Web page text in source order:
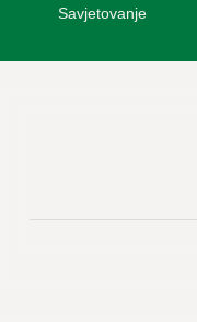
Savjetovanje